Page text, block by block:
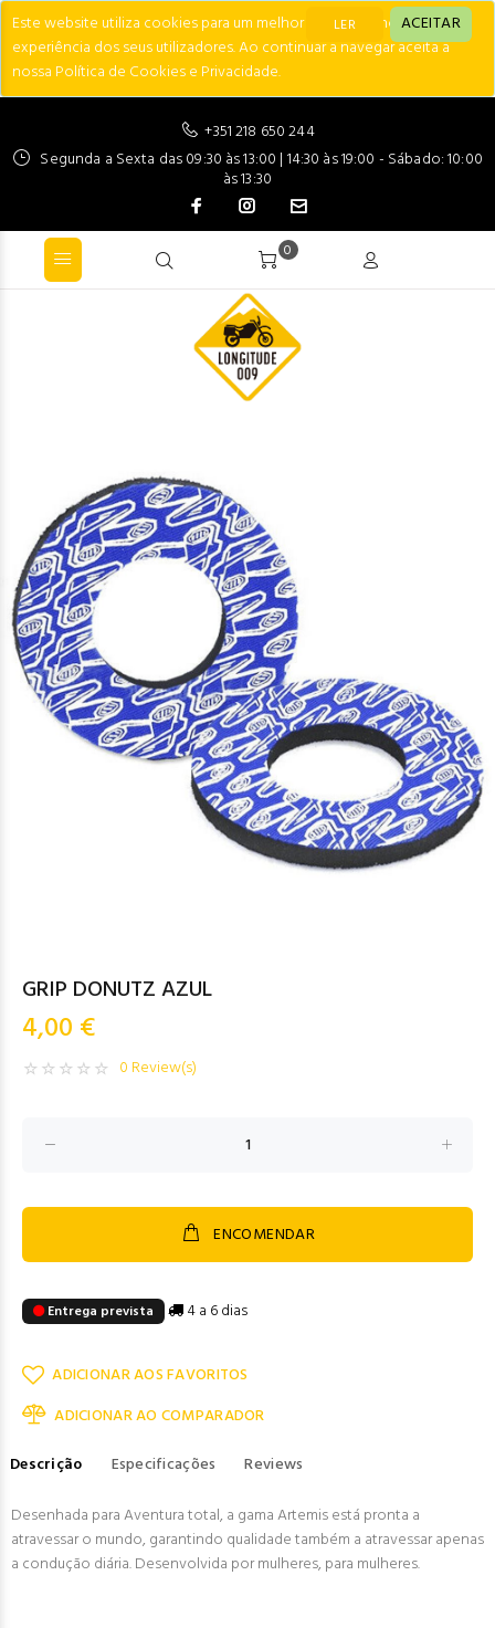
Este website utiliza cookies para um melhor desempenho e
experiência dos seus utilizadores. Ao continuar a navegar aceita a
nossa Política de Cookies e Privacidade.
LER ACEITAR
+351 218 650 244
Segunda a Sexta das 09:30 às 13:00 | 14:30 às 19:00 - Sábado: 10:00
às 13:30
0
GRIP DONUTZ AZUL
4,00 €
0 Review(s)
ENCOMENDAR
Entrega prevista 4 a 6 dias
ADICIONAR AOS FAVORITOS
ADICIONAR AO COMPARADOR
Descrição
Especificações
Reviews
Desenhada para Aventura total, a gama Artemis está pronta a
atravessar o mundo, garantindo qualidade também a atravessar apenas
a condução diária. Desenvolvida por mulheres, para mulheres.